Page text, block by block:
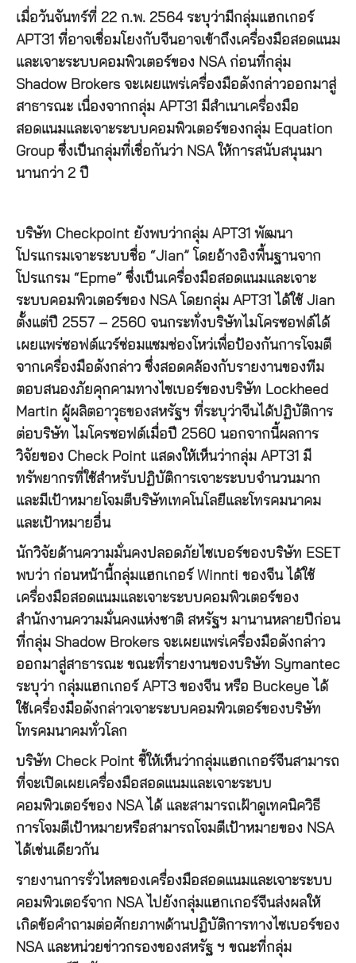
เมื่อวันจันทร์ที่ 22 ก.พ. 2564 ระบุว่ามีกลุ่มแฮกเกอร์
APT31 ที่อาจเชื่อมโยงกับจีนอาจเข้าถึงเครื่องมือสอดแนม
และเจาะระบบคอมพิวเตอร์ของ NSA ก่อนที่กลุ่ม
Shadow Brokers จะเผยแพร่เครื่องมือดังกล่าวออกมาสู่
สาธารณะ เนื่องจากกลุ่ม APT31 มีสำเนาเครื่องมือ
สอดแนมและเจาะระบบคอมพิวเตอร์ของกลุ่ม Equation
Group ซึ่งเป็นกลุ่มที่เชื่อกันว่า NSA ให้การสนับสนุนมา
นานกว่า 2 ปี
บริษัท Checkpoint ยังพบว่ากลุ่ม APT31 พัฒนา
โปรแกรมเจาะระบบชื่อ “Jian” โดยอ้างอิงพื้นฐานจาก
โปรแกรม “Epme” ซึ่งเป็นเครื่องมือสอดแนมและเจาะ
ระบบคอมพิวเตอร์ของ NSA โดยกลุ่ม APT31 ได้ใช้ Jian
ตั้งแต่ปี 2557 – 2560 จนกระทั่งบริษัทไมโครซอฟต์ได้
เผยแพร่ซอฟต์แวร์ซ่อมแซมช่องโหว่เพื่อป้องกันการโจมตี
จากเครื่องมือดังกล่าว ซึ่งสอดคล้องกับรายงานของทีม
ตอบสนองภัยคุกคามทางไซเบอร์ของบริษัท Lockheed
Martin ผู้ผลิตอาวุธของสหรัฐฯ ที่ระบุว่าจีนได้ปฏิบัติการ
ต่อบริษัท ไมโครซอฟต์เมื่อปี 2560 นอกจากนี้ผลการ
วิจัยของ Check Point แสดงให้เห็นว่ากลุ่ม APT31 มี
ทรัพยากรที่ใช้สำหรับปฏิบัติการเจาะระบบจำนวนมาก
และมีเป้าหมายโจมตีบริษัทเทคโนโลยีและโทรคมนาคม
และเป้าหมายอื่น
นักวิจัยด้านความมั่นคงปลอดภัยไซเบอร์ของบริษัท ESET
พบว่า ก่อนหน้านี้กลุ่มแฮกเกอร์ Winnti ของจีน ได้ใช้
เครื่องมือสอดแนมและเจาะระบบคอมพิวเตอร์ของ
สำนักงานความมั่นคงแห่งชาติ สหรัฐฯ มานานหลายปีก่อน
ที่กลุ่ม Shadow Brokers จะเผยแพร่เครื่องมือดังกล่าว
ออกมาสู่สาธารณะ ขณะที่รายงานของบริษัท Symantec
ระบุว่า กลุ่มแฮกเกอร์ APT3 ของจีน หรือ Buckeye ได้
ใช้เครื่องมือดังกล่าวเจาะระบบคอมพิวเตอร์ของบริษัท
โทรคมนาคมทั่วโลก
บริษัท Check Point ชี้ให้เห็นว่ากลุ่มแฮกเกอร์จีนสามารถ
ที่จะเปิดเผยเครื่องมือสอดแนมและเจาะระบบ
คอมพิวเตอร์ของ NSA ได้ และสามารถเฝ้าดูเทคนิควิธี
การโจมตีเป้าหมายหรือสามารถโจมตีเป้าหมายของ NSA
ได้เช่นเดียวกัน
รายงานการรั่วไหลของเครื่องมือสอดแนมและเจาะระบบ
คอมพิวเตอร์จาก NSA ไปยังกลุ่มแฮกเกอร์จีนส่งผลให้
เกิดข้อคำถามต่อศักยภาพด้านปฏิบัติการทางไซเบอร์ของ
NSA และหน่วยข่าวกรองของสหรัฐ ฯ ขณะที่กลุ่ม